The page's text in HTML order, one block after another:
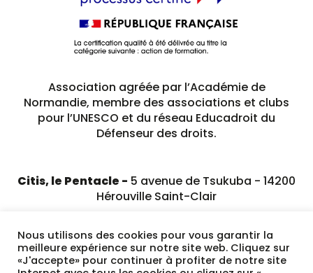
Association agréée par l’Académie de
Normandie, membre des associations et clubs
pour l’UNESCO et du réseau Educadroit du
Défenseur des droits.
Citis, le Pentacle - 5 avenue de Tsukuba - 14200
Hérouville Saint-Clair
Nous utilisons des cookies pour vous garantir la
meilleure expérience sur notre site web. Cliquez sur
«J'accepte» pour continuer à profiter de notre site